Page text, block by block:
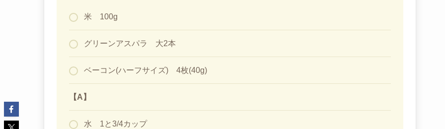
米 100g
グリーンアスパラ 大2本
ベーコン(ハーフサイズ) 4枚(40g)
【A】
水 1と3/4カップ